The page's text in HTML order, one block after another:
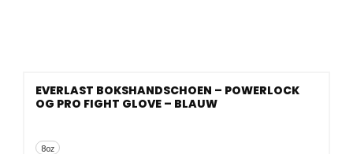
8oz
EVERLAST BOKSHANDSCHOEN – POWERLOCK
OG PRO FIGHT GLOVE – BLAUW